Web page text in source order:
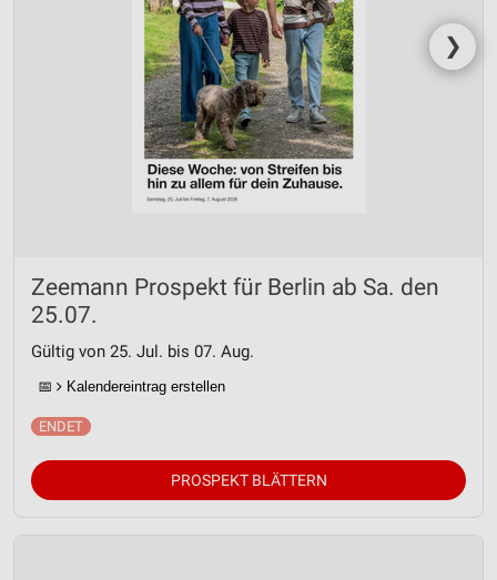
❯
Zeemann Prospekt für Berlin ab Sa. den
25.07.
Gültig von 25. Jul. bis 07. Aug.
📅 Kalendereintrag erstellen
PROSPEKT BLÄTTERN